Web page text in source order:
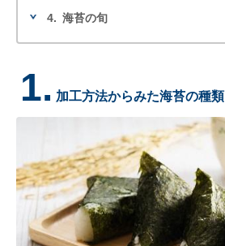
4. 海苔の旬
1. 加工方法からみた海苔の種類